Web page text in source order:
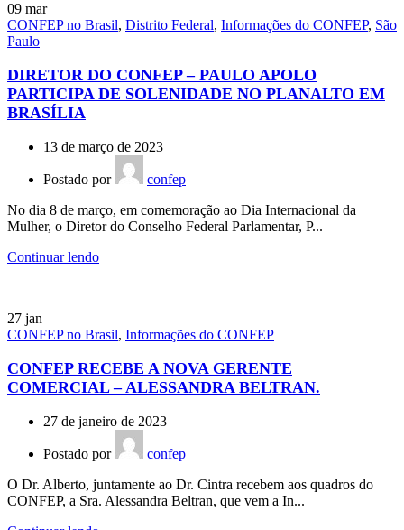
09 mar
CONFEP no Brasil, Distrito Federal, Informações do CONFEP, São
Paulo
DIRETOR DO CONFEP – PAULO APOLO
PARTICIPA DE SOLENIDADE NO PLANALTO EM
BRASÍLIA
13 de março de 2023
Postado por
confep
No dia 8 de março, em comemoração ao Dia Internacional da
Mulher, o Diretor do Conselho Federal Parlamentar, P...
Continuar lendo
27 jan
CONFEP no Brasil, Informações do CONFEP
CONFEP RECEBE A NOVA GERENTE
COMERCIAL – ALESSANDRA BELTRAN.
27 de janeiro de 2023
Postado por
confep
O Dr. Alberto, juntamente ao Dr. Cintra recebem aos quadros do
CONFEP, a Sra. Alessandra Beltran, que vem a In...